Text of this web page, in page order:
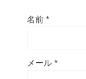
名前 *
メール *